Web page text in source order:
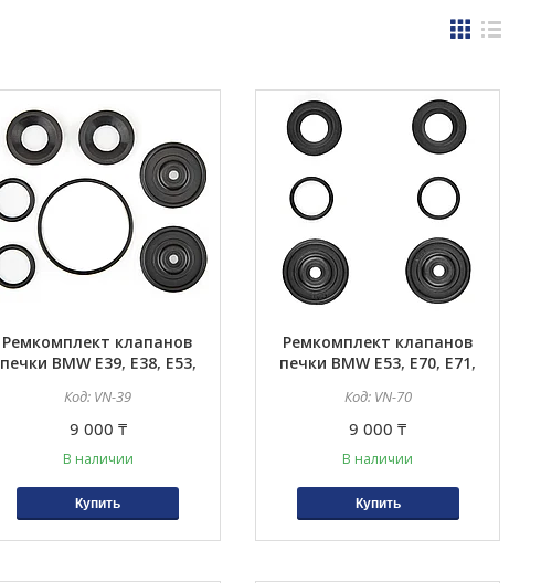
Ремкомплект клапанов
печки BMW E39, E38, E53,
E60, E61, E63, E64
VN-39
9 000 ₸
В наличии
Купить
Ремкомплект клапанов
печки BMW E53, E70, E71,
VN-70
9 000 ₸
В наличии
Купить